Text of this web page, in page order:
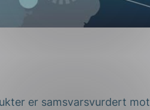
er samsvarsvurdert